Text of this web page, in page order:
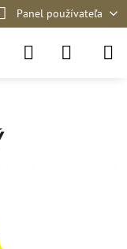
Panel používateľa